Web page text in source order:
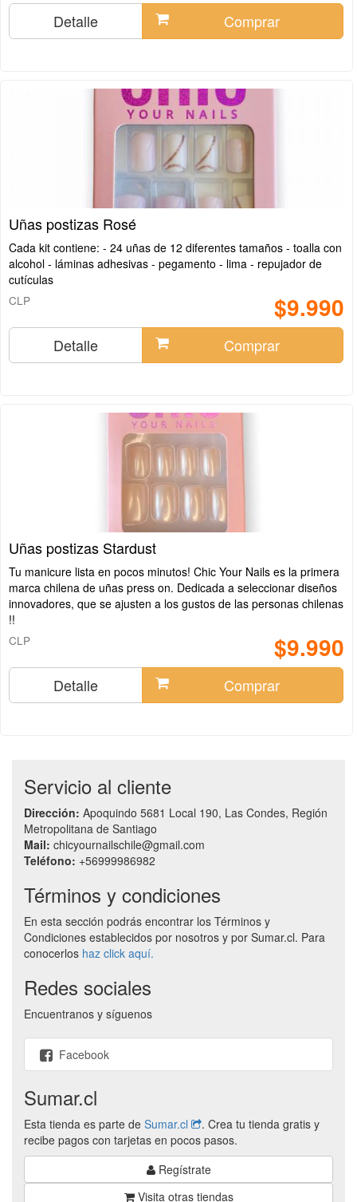
Detalle Comprar
Uñas postizas Rosé
Cada kit contiene: - 24 uñas de 12 diferentes tamaños - toalla con
alcohol - láminas adhesivas - pegamento - lima - repujador de
cutículas
$9.990
CLP
Detalle Comprar
Uñas postizas Stardust
Tu manicure lista en pocos minutos! Chic Your Nails es la primera
marca chilena de uñas press on. Dedicada a seleccionar diseños
innovadores, que se ajusten a los gustos de las personas chilenas
!!
$9.990
CLP
Detalle Comprar
Servicio al cliente
Dirección: Apoquindo 5681 Local 190, Las Condes, Región
Metropolitana de Santiago
Mail: chicyournailschile@gmail.com
Teléfono: +56999986982
Términos y condiciones
En esta sección podrás encontrar los Términos y
Condiciones establecidos por nosotros y por Sumar.cl. Para
conocerlos haz click aquí.
Redes sociales
Encuentranos y síguenos
Facebook
Sumar.cl
Esta tienda es parte de Sumar.cl
. Crea tu tienda gratis y
recibe pagos con tarjetas en pocos pasos.
Regístrate
Visita otras tiendas